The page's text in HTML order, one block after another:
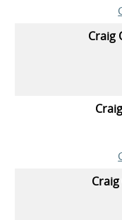
Craig